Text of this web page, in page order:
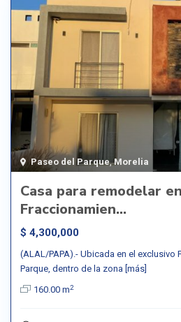
Paseo del Parque,Morelia
Casa para remodelar
Fraccionamien...
$ 4,300,000
(ALAL/PAPA).- Ubicada en el exclusivo
Parque, dentro de la zona [más]
160.00 m2